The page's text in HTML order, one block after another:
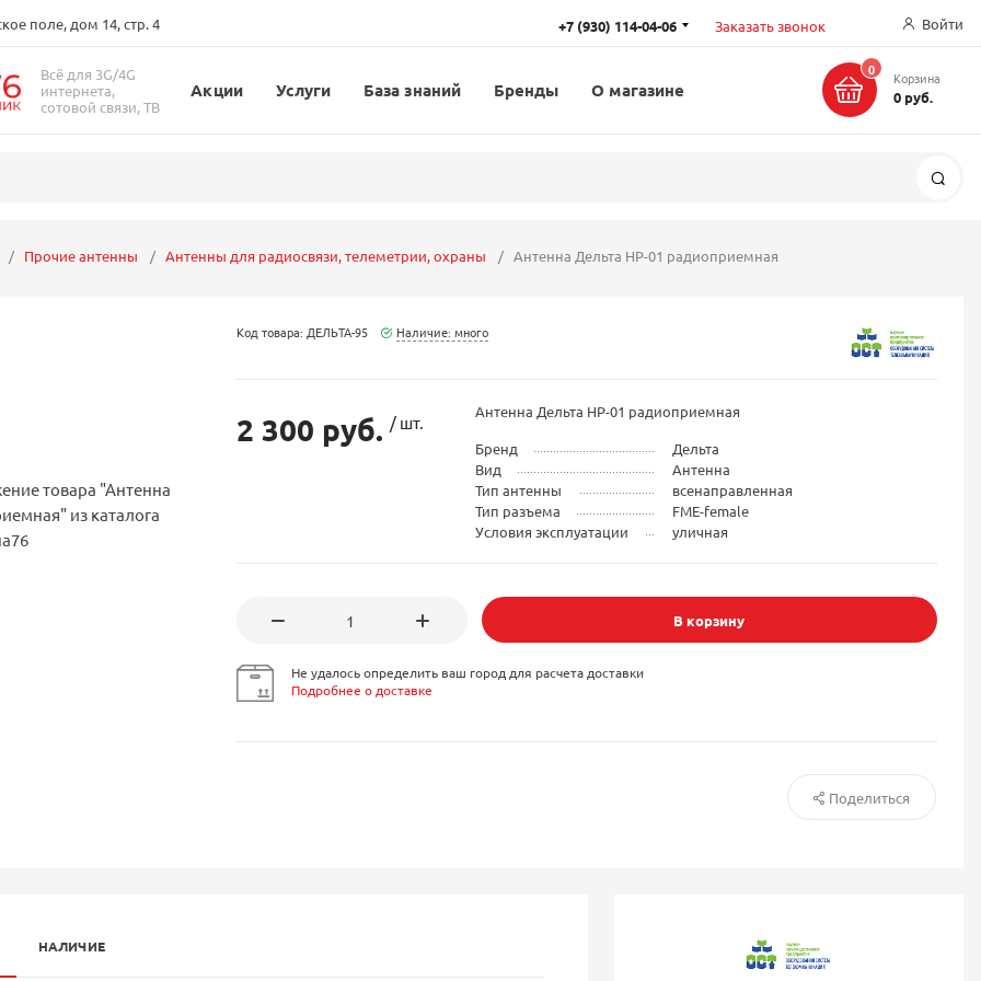
поле, дом 14, стр. 4 +7 (930) 114-04-06 Заказать звонок Войти
Всё для 3G/4G
интернета,
сотовой связи, ТВ
Акции Услуги База знаний Бренды О магазине
0 Корзина
0 руб.
Прочие антенны Антенны для радиосвязи, телеметрии, охраны Антенна Дельта НР-01 радиоприемная
Код товара: ДЕЛЬТА-95 Наличие: много
2 300 руб. / шт.
Антенна Дельта НР-01 радиоприемная
Бренд
Дельта
Вид
Антенна
Тип антенны
всенаправленная
Тип разъема
FME-female
Условия эксплуатации
уличная
В корзину
Не удалось определить ваш город для расчета доставки
Подробнее о доставке
Поделиться
НАЛИЧИЕ